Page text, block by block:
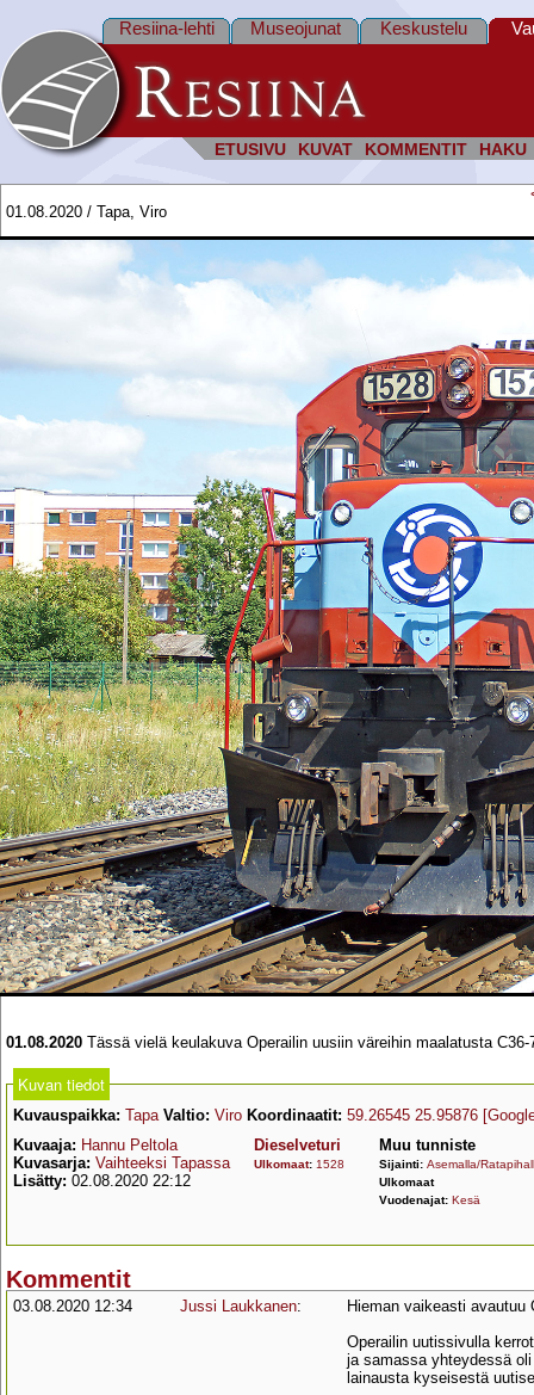
ETUSIVU KUVAT KOMMENTIT HAKU
Resiina-lehti Museojunat Keskustelu
01.08.2020 / Tapa, Viro
01.08.2020 Tässä vielä keulakuva Operailin uusiin väreihin maalatusta
Kuvan tiedot
Kuvauspaikka: Tapa Valtio: Viro Koordinaatit: 59.26545 25.95876
Kuvaaja: Hannu Peltola
Kuvasarja: Vaihteeksi Tapassa
Lisätty: 02.08.2020 22:12
Dieselveturi
Ulkomaat: 1528
Muu tunniste
Sijainti: Asemalla/
Ulkomaat
Vuodenajat: Kesä
Kommentit
03.08.2020 12:34 Jussi Laukkanen:
Hieman vaikeasti avautuu
Operailin uutissivulla
ja samassa yhteydessä
lainausta kyseisestä